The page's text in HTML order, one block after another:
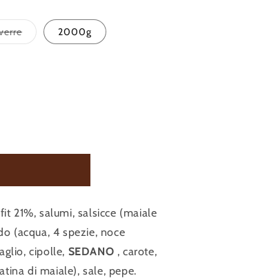
Variante
esaurita
2000g
21%, salumi, salsicce (maiale
(acqua, 4 spezie, noce
cipolle, SEDANO , carote,
di maiale), sale, pepe.